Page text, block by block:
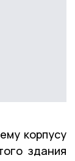
корпусу
здания